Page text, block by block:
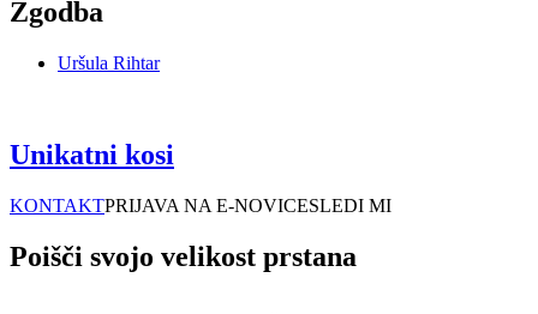
Zgodba
Uršula Rihtar
Unikatni kosi
KONTAKTPRIJAVA NA E-NOVICESLEDI MI
Poišči svojo velikost prstana